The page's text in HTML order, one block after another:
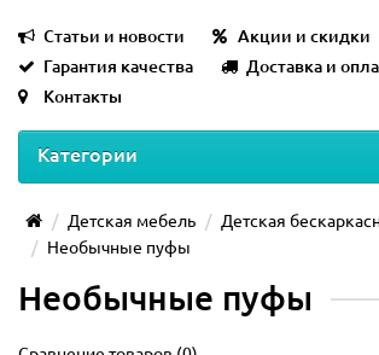
Статьи и новости
Акции и скидки
Гарантия качества
Доставка и
Контакты
Категории
Детская мебель
Детская
Необычные пуфы
Необычные пуфы